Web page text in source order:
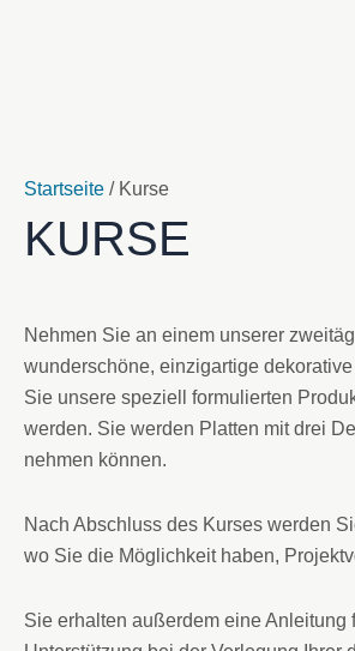
Startseite / Kurse
KURSE
Nehmen Sie an einem unserer
wunderschöne, einzigartige
Sie unsere speziell formulierten
werden. Sie werden Platten mit drei
nehmen können.
Nach Abschluss des Kurses werden
wo Sie die Möglichkeit haben,
Sie erhalten außerdem eine Anleitung